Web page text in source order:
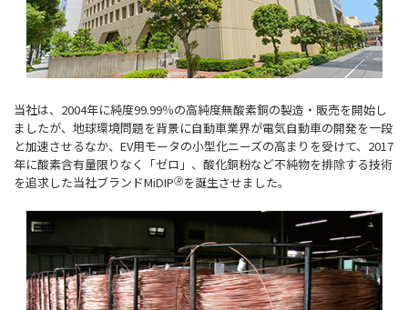
当社は、2004年に純度99.99％の高純度無酸素銅の製造・販売を開始し
ましたが、地球環境問題を背景に自動車業界が電気自動車の開発を一段
と加速させるなか、EV用モータの小型化ニーズの高まりを受けて、2017
年に酸素含有量限りなく「ゼロ」、酸化銅粉など不純物を排除する技術
を追求した当社ブランドMiDIP🄬を誕生させました。